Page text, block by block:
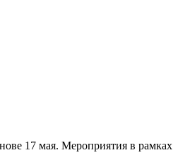
17 мая. Мероприятия в рамках